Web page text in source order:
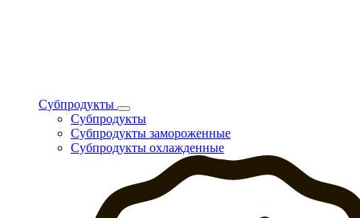
Субпродукты
Субпродукты
Субпродукты замороженные
Субпродукты охлажденные